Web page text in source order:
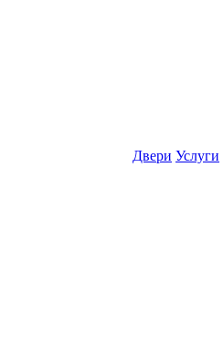
Двери Услуги